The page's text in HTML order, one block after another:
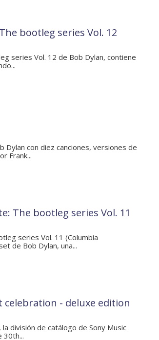
bootleg series Vol. 12
series Vol. 12 de Bob Dylan, contiene
Dylan con diez canciones, versiones de
Frank...
The bootleg series Vol. 11
series Vol. 11 (Columbia
de Bob Dylan, una...
- deluxe edition
división de catálogo de Sony Music
30th...